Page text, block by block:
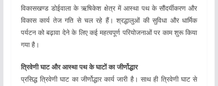
विकासखण्ड डोईवाला के ऋषिकेश क्षेत्र में आस्था पथ के सौंदर्यीकरण और
विकास कार्य तेज गति से चल रहे हैं। श्रद्धालुओं की सुविधा और धार्मिक
पर्यटन को बढ़ावा देने के लिए कई महत्वपूर्ण परियोजनाओं पर काम शुरू किया
गया है।
त्रिवेणी घाट और आस्था पथ के घाटों का जीर्णोद्धार
प्रसिद्ध त्रिवेणी घाट का जीर्णोद्धार कार्य जारी है। साथ ही त्रिवेणी घाट से